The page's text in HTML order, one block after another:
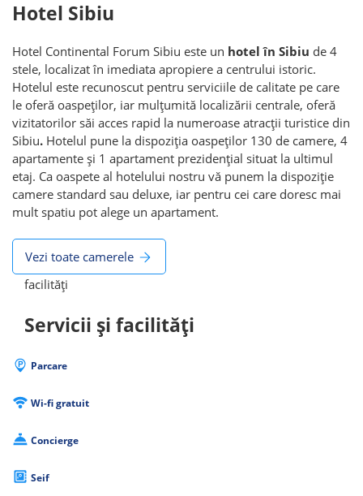
Hotel Sibiu
Hotel Continental Forum Sibiu este un hotel în Sibiu de 4
stele, localizat în imediata apropiere a centrului istoric.
Hotelul este recunoscut pentru serviciile de calitate pe care
le oferă oaspeților, iar mulțumită localizării centrale, oferă
vizitatorilor săi acces rapid la numeroase atracții turistice din
Sibiu. Hotelul pune la dispoziția oaspeților 130 de camere, 4
apartamente și 1 apartament prezidențial situat la ultimul
etaj. Ca oaspete al hotelului nostru vă punem la dispoziție
camere standard sau deluxe, iar pentru cei care doresc mai
mult spatiu pot alege un apartament.
Vezi toate camerele
facilități
Servicii și facilități
Parcare
Wi-fi gratuit
Concierge
Seif